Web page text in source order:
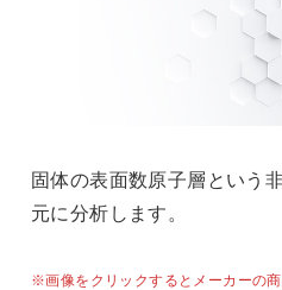
固体の表面数原子層という
元に分析します。
※画像をクリックするとメーカーの